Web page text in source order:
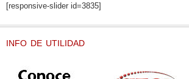
[responsive-slider id=3835]
INFO DE UTILIDAD